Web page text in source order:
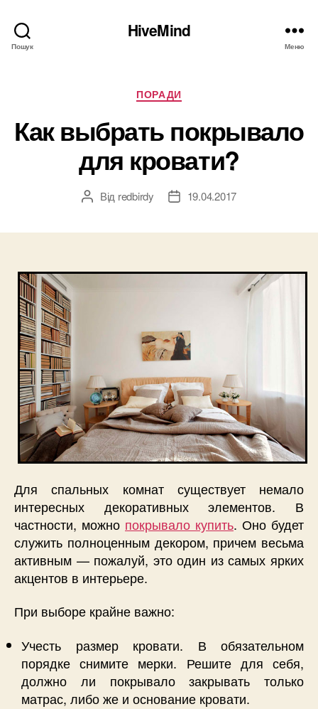
Пошук
HiveMind
Меню
Категорії
ПОРАДИ
Как выбрать покрывало
для кровати?
Автор
Від redbirdy
Дата19.04.2017
Для спальных комнат существует немало
интересных декоративных элементов. В
частности, можно покрывало купить. Оно будет
служить полноценным декором, причем весьма
активным — пожалуй, это один из самых ярких
акцентов в интерьере.
При выборе крайне важно:
Учесть размер кровати. В обязательном
порядке снимите мерки. Решите для себя,
должно ли покрывало закрывать только
матрас, либо же и основание кровати.